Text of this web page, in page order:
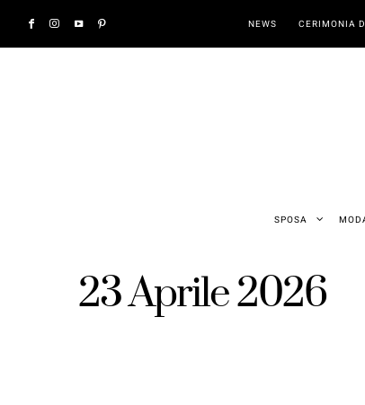
NEWS CERIMONIA
SPOSA
23 Aprile 2026